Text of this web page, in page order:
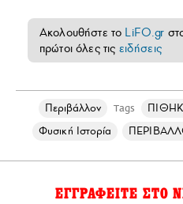
Ακολουθήστε το LiFO.gr
πρώτοι όλες τις ειδήσεις
Περιβάλλον Tags
Φυσική Ιστορία
ΕΓΓΡΑΦΕΙΤΕ ΣΤΟ